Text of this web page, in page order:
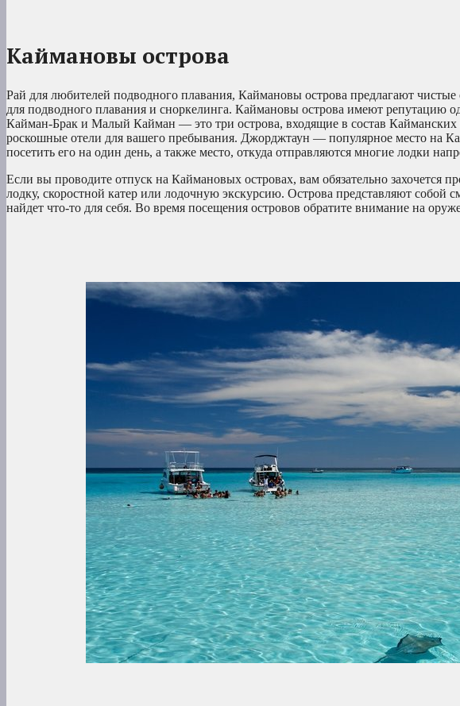
Каймановы острова
Рай для любителей подводного плавания, Каймановы острова предлагают
для подводного плавания и сноркелинга. Каймановы острова имеют репутацию
Кайман-Брак и Малый Кайман — это три острова, входящие в состав
роскошные отели для вашего пребывания. Джорджтаун — популярное место на
посетить его на один день, а также место, откуда отправляются многие лодки
Если вы проводите отпуск на Каймановых островах, вам обязательно захочется
лодку, скоростной катер или лодочную экскурсию. Острова представляют собой
найдет что-то для себя. Во время посещения островов обратите внимание на